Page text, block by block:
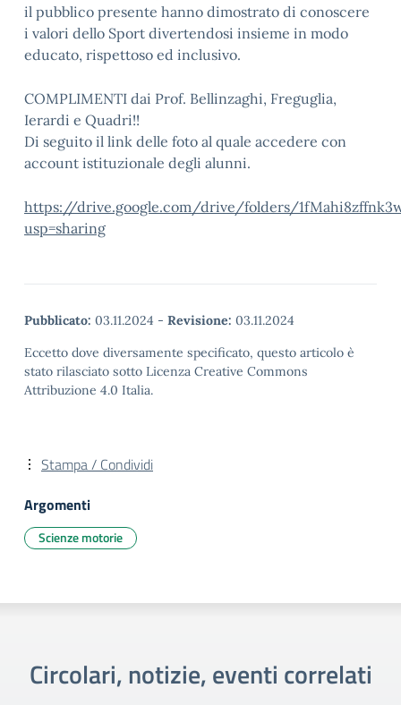
il pubblico presente hanno dimostrato di conoscere
i valori dello Sport divertendosi insieme in modo
educato, rispettoso ed inclusivo.
COMPLIMENTI dai Prof. Bellinzaghi, Freguglia,
Ierardi e Quadri!!
Di seguito il link delle foto al quale accedere con
account istituzionale degli alunni.
https://drive.google.com/drive/folders/
usp=sharing
Pubblicato: 03.11.2024 - Revisione: 03.11.2024
Eccetto dove diversamente specificato, questo articolo è
stato rilasciato sotto Licenza Creative Commons
Attribuzione 4.0 Italia.
Stampa / Condividi
Argomenti
Scienze motorie
Circolari, notizie, eventi correlati